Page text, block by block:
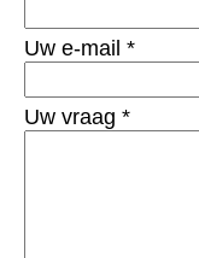
Uw e-mail *
Uw vraag *